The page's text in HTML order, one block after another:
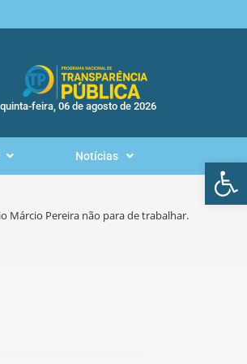
quinta-feira, 06 de agosto de 2026
Notícias
Márcio Pereira não para de trabalhar.